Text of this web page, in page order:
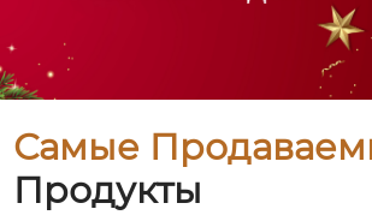
Самые
Продукты